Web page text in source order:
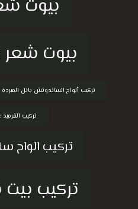
بيوت
بيوت
تركيب ألواح الساندوتش بانل المبردة
تركيب
تركيب الواح
تركيب